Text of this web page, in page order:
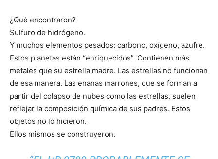
¿Qué encontraron?
Sulfuro de hidrógeno.
Y muchos elementos pesados: carbono, oxígeno, azufre.
Estos planetas están “enriquecidos”. Contienen más
metales que su estrella madre. Las estrellas no funcionan
de esa manera. Las enanas marrones, que se forman a
partir del colapso de nubes como las estrellas, suelen
reflejar la composición química de sus padres. Estos
objetos no lo hicieron.
Ellos mismos se construyeron.